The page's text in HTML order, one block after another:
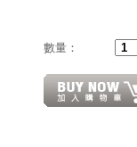
數量：